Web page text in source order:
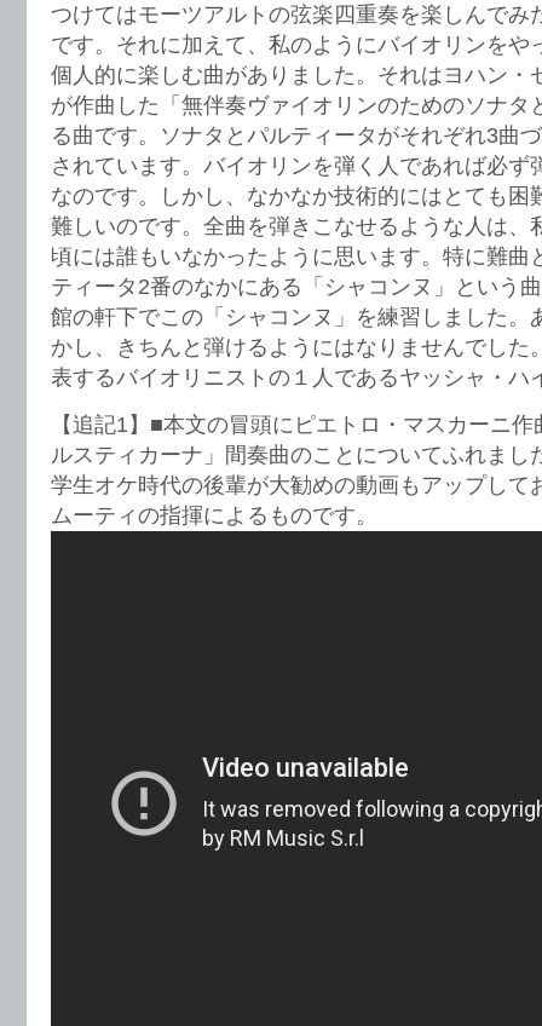
つけてはモーツアルトの弦楽四重奏を楽しんでみ
です。それに加えて、私のようにバイオリンをや
個人的に楽しむ曲がありました。それはヨハン・
が作曲した「無伴奏ヴァイオリンのためのソナタ
る曲です。ソナタとパルティータがそれぞれ3曲
されています。バイオリンを弾く人であれば必ず
なのです。しかし、なかなか技術的にはとても
難しいのです。全曲を弾きこなせるような人は、
頃には誰もいなかったように思います。特に難曲
ティータ2番のなかにある「シャコンヌ」という
館の軒下でこの「シャコンヌ」を練習しました。
かし、きちんと弾けるようにはなりませんでした
表するバイオリニストの１人であるヤッシャ・ハ
【追記1】■本文の冒頭にピエトロ・マスカーニ
ルスティカーナ」間奏曲のことについてふれまし
学生オケ時代の後輩が大勧めの動画もアップして
ムーティの指揮によるものです。